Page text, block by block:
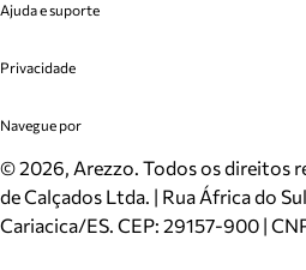
Venda Corporativa
Mapa do Site
Inverno
Mundo Arezzo
Plano de Negócio
Ajuda e suporte
Cadastro
Meus Pedidos
Trocas e Devoluções
Cartão Presente
Localizador de lojas
Privacidade
Politica e Privacidade
Navegue por
Sapatos
Bolsas
Scarpins
©2026, Arezzo. Todos os direitos
de Calçados Ltda. | Rua África do
Cariacica/ES. CEP: 29157-900 |